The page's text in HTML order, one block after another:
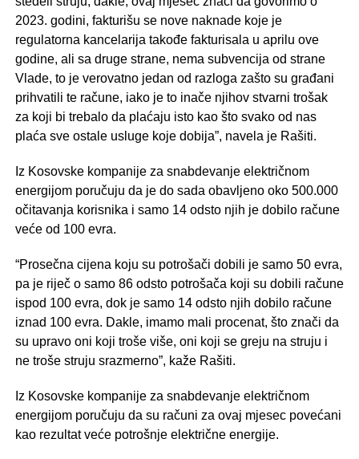
2023. godini, fakturišu se nove naknade koje je
regulatorna kancelarija takođe fakturisala u aprilu ove
godine, ali sa druge strane, nema subvencija od strane
Vlade, to je verovatno jedan od razloga zašto su građani
prihvatili te račune, iako je to inače njihov stvarni trošak
za koji bi trebalo da plaćaju isto kao što svako od nas
plaća sve ostale usluge koje dobija”, navela je Rašiti.
Iz Kosovske kompanije za snabdevanje električnom
energijom poručuju da je do sada obavljeno oko 500.000
očitavanja korisnika i samo 14 odsto njih je dobilo račune
veće od 100 evra.
“Prosečna cijena koju su potrošači dobili je samo 50 evra,
pa je riječ o samo 86 odsto potrošača koji su dobili račune
ispod 100 evra, dok je samo 14 odsto njih dobilo račune
iznad 100 evra. Dakle, imamo mali procenat, što znači da
su upravo oni koji troše više, oni koji se greju na struju i
ne troše struju srazmerno”, kaže Rašiti.
Iz Kosovske kompanije za snabdevanje električnom
energijom poručuju da su računi za ovaj mjesec povećani
kao rezultat veće potrošnje električne energije.